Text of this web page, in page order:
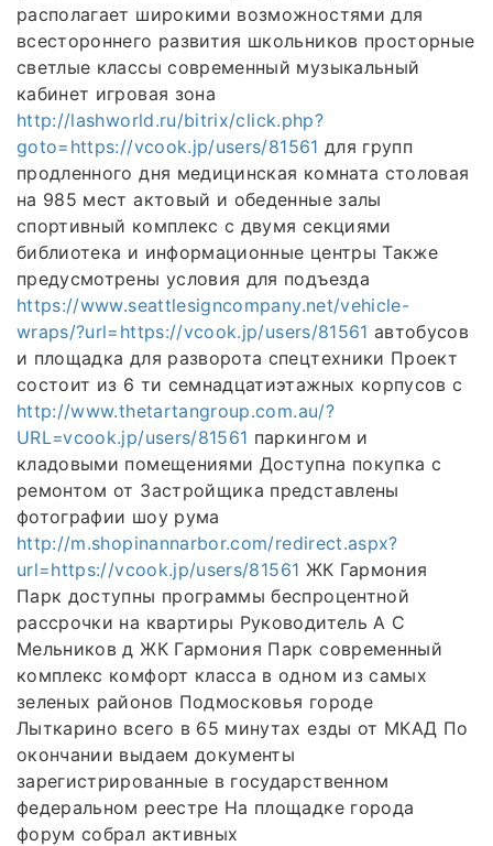
располагает широкими возможностями для
всестороннего развития школьников просторные
светлые классы современный музыкальный
кабинет игровая зона
http://lashworld.ru/bitrix/click.php?
goto=https://vcook.jp/users/81561 для групп
продленного дня медицинская комната столовая
на 985 мест актовый и обеденные залы
спортивный комплекс с двумя секциями
библиотека и информационные центры Также
предусмотрены условия для подъезда
https://www.seattlesigncompany.net/vehicle-
wraps/?url=https://vcook.jp/users/81561 автобусов
и площадка для разворота спецтехники Проект
состоит из 6 ти семнадцатиэтажных корпусов с
http://www.thetartangroup.com.au/?
URL=vcook.jp/users/81561 паркингом и
кладовыми помещениями Доступна покупка с
ремонтом от Застройщика представлены
фотографии шоу рума
http://m.shopinannarbor.com/redirect.aspx?
url=https://vcook.jp/users/81561 ЖК Гармония
Парк доступны программы беспроцентной
рассрочки на квартиры Руководитель А С
Мельников д ЖК Гармония Парк современный
комплекс комфорт класса в одном из самых
зеленых районов Подмосковья городе
Лыткарино всего в 65 минутах езды от МКАД По
окончании выдаем документы
зарегистрированные в государственном
федеральном реестре На площадке города
форум собрал активных